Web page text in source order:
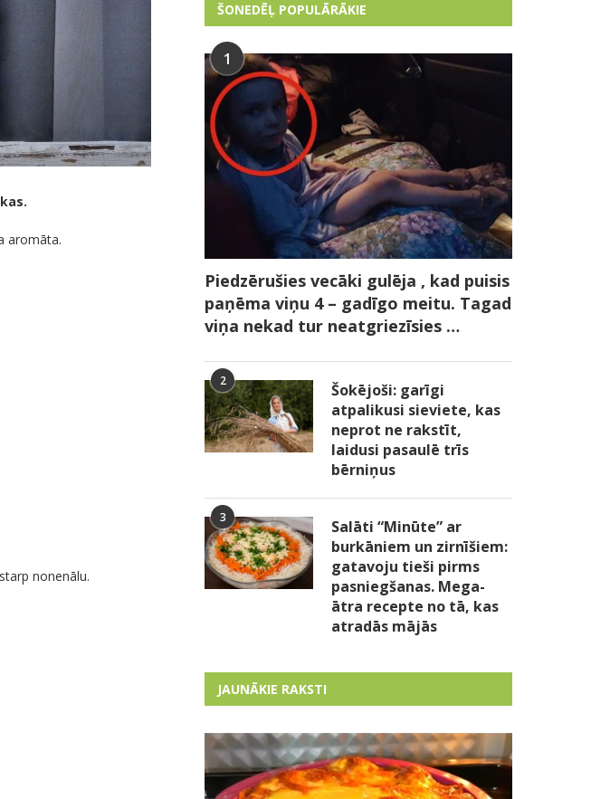
aromāta.
nonenālu.
ŠONEDĒĻ POPULĀRĀKIE
1
Piedzērušies vecāki gulēja , kad puisis
paņēma viņu 4 – gadīgo meitu. Tagad
viņa nekad tur neatgriezīsies …
2
Šokējoši: garīgi
atpalikusi sieviete, kas
neprot ne rakstīt,
laidusi pasaulē trīs
bērniņus
3
Salāti “Minūte” ar
burkāniem un zirnīšiem:
gatavoju tieši pirms
pasniegšanas. Mega-
ātra recepte no tā, kas
atradās mājās
JAUNĀKIE RAKSTI